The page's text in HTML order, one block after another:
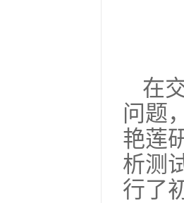
在
问题
艳莲
析测
行了